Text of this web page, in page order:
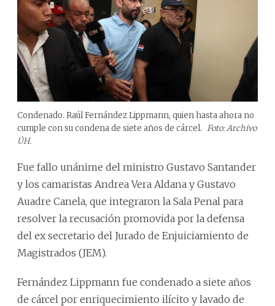
Condenado. Raúl Fernández Lippmann, quien hasta ahora no
cumple con su condena de siete años de cárcel. Foto: Archivo
ÚH.
Fue fallo unánime del ministro Gustavo Santander
y los camaristas Andrea Vera Aldana y Gustavo
Auadre Canela, que integraron la Sala Penal para
resolver la recusación promovida por la defensa
del ex secretario del Jurado de Enjuiciamiento de
Magistrados (JEM).
Fernández Lippmann fue condenado a siete años
de cárcel por enriquecimiento ilícito y lavado de